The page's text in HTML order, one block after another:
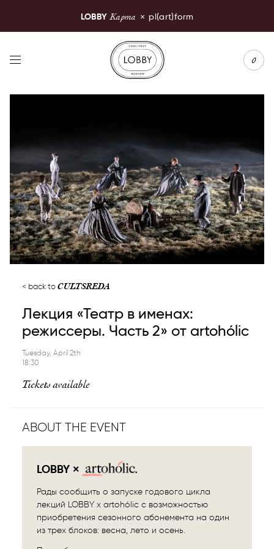
LOBBY Карта × pl(art)form
LOBBY Moscow
0
back to CULTSREDA
Лекция «Театр в именах:
режиссеры. Часть 2» от artohólic
Tuesday, April 2th
18:30
Tickets available
ABOUT THE EVENT
LOBBY ×
Рады сообщить о запуске годового цикла
лекций LOBBY x artohólic с возможностью
приобретения сезонного абонемента на один
из трех блоков: весна, лето и осень.